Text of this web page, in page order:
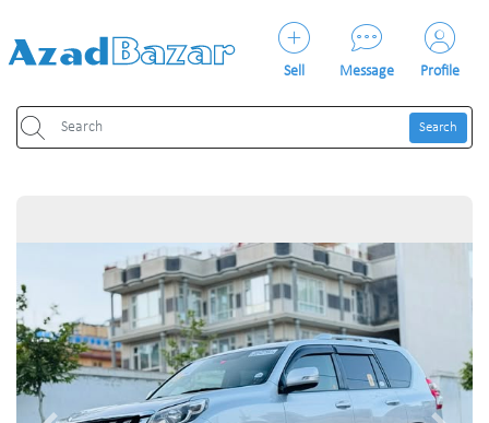
Sell Message Profile
Search